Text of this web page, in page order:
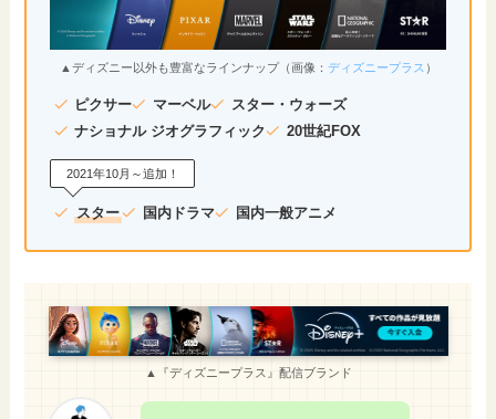
▲ディズニー以外も豊富なラインナップ（画像： ディズニープラス ）
ピクサー マーベル
スター・ウォーズ
ナショナル ジオグラフィック
20世紀FOX
2021年10月～追加！
スター 国内ドラマ 国内一般アニメ
▲『ディズニープラス』配信ブランド